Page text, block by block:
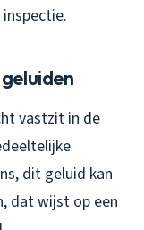
vastzit in de
dit geluid kan
dat wijst op een